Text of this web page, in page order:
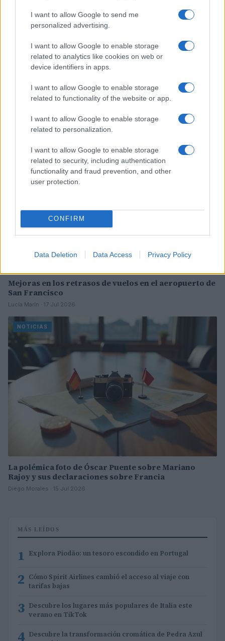
I want to allow Google to send me
personalized advertising.
I want to allow Google to enable storage
related to analytics like cookies on web or
device identifiers in apps.
I want to allow Google to enable storage
related to functionality of the website or app.
I want to allow Google to enable storage
related to personalization.
I want to allow Google to enable storage
related to security, including authentication
functionality and fraud prevention, and other
user protection.
CONFIRM
Data Deletion Data Access Privacy Policy
Incidente de fuego en la Terminal 2 del aeropuerto
Lucía Marín · 4 Ago 2026
Mejoras en los retrasos de vuelos en el aeropuerto de
San Francisco
Lucía Marín · 17 Jul 2026
NOTICIAS
La polémica foto de Óscar Puente sobre Mariano
Rajoy y sus declaraciones sobre Francia
Diego Morales · 15 Jul 2026
MÁS LEÍDOS
1 Explora Piodão: un tesoro escondido en Portugal
2 Cómo Spirit Airlines cambió el acceso al viaje con
tarifas bajas
3 Descubre los lugares más populares de Italia este
verano en TikTok
4 Descubre la transformación cromática de Pedra Azul